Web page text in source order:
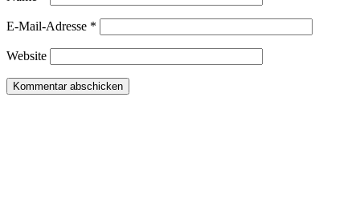
E-Mail-Adresse *
Website